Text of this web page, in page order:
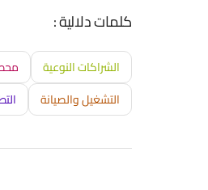
كلمات دلالية :
الشراكات النوعية
التشغيل والصيانة